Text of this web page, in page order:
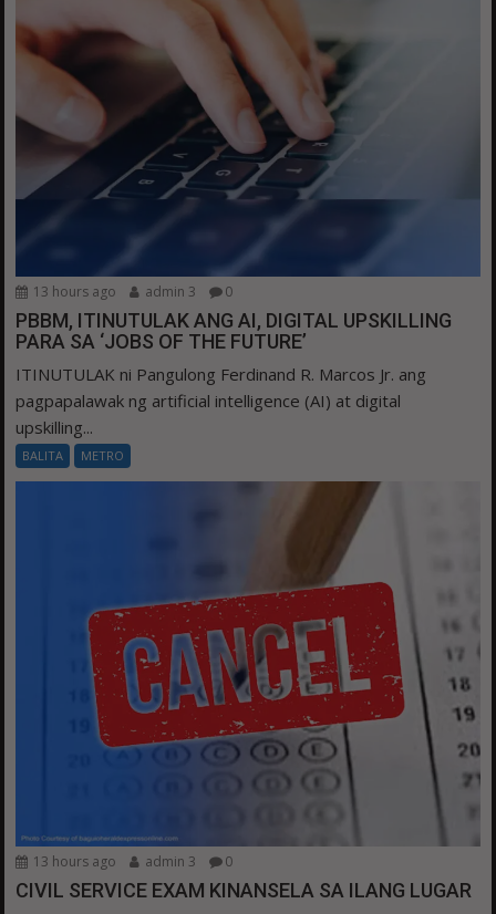
13 hours ago admin 3 0
PBBM, ITINUTULAK ANG AI, DIGITAL UPSKILLING
PARA SA ‘JOBS OF THE FUTURE’
ITINUTULAK ni Pangulong Ferdinand R. Marcos Jr. ang
pagpapalawak ng artificial intelligence (AI) at digital
upskilling...
BALITA METRO
13 hours ago admin 3 0
CIVIL SERVICE EXAM KINANSELA SA ILANG LUGAR